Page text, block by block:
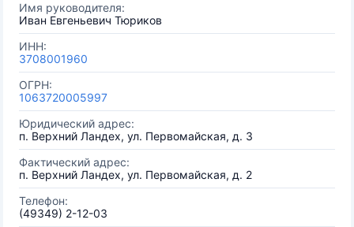
Имя руководителя:
Иван Евгеньевич Тюриков
ИНН:
3708001960
ОГРН:
1063720005997
Юридический адрес:
п. Верхний Ландех, ул. Первомайская, д. 3
Фактический адрес:
п. Верхний Ландех, ул. Первомайская, д. 2
Телефон:
(49349) 2-12-03